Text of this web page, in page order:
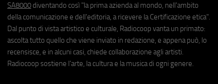
SA8000 diventando così "la prima azienda al mondo, nell'ambito
della comunicazione e dell'editoria, a ricevere la Certificazione etica".
Dal punto di vista artistico e culturale, Radiocoop vanta un primato:
ascolta tutto quello che viene inviato in redazione, e appena può, lo
recensisce, e in alcuni casi, chiede collaborazione agli artisti.
Radiocoop sostiene l'arte, la cultura e la musica di ogni genere.